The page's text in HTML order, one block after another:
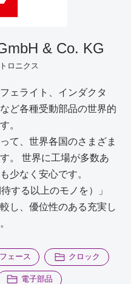
録
& Co. KG
ロニクス
ェライト、インダクタ
ど各種受動部品の世界的
。
て、世界各国のさまざま
。 世界に工場が多数あ
少なく安心です。
する以上のモノを）」
し、優位性のある充実し
ェース クロック
電子部品